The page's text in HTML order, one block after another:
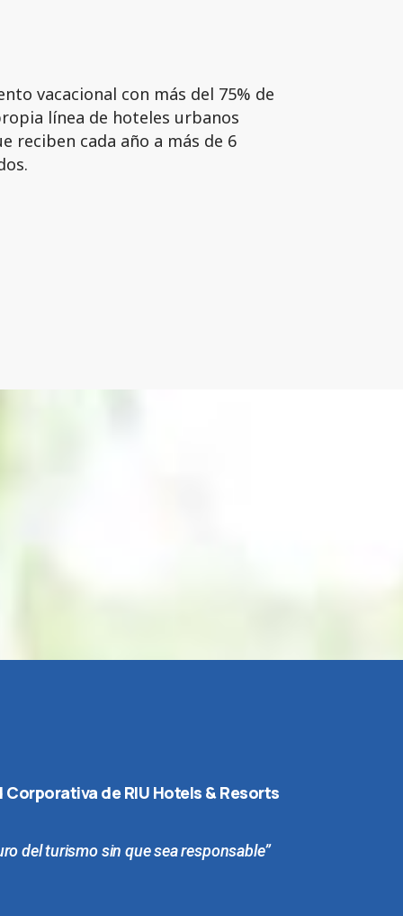
vacacional con más del 75% de
línea de hoteles urbanos
reciben cada año a más de 6
de RIU Hotels & Resorts
del turismo sin que sea responsable”